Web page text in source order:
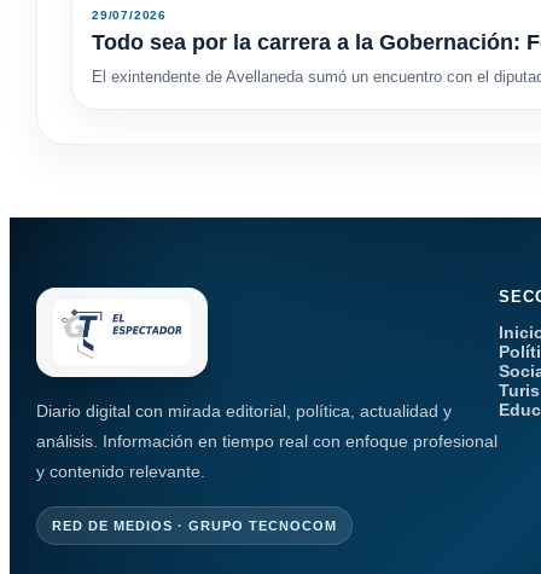
29/07/2026
Todo sea por la carrera a la Gobernación:
El exintendente de Avellaneda sumó un encuentro con el
Diario digital con mirada editorial, política, actualidad y
análisis. Información en tiempo real con enfoque profesional
y contenido relevante.
RED DE MEDIOS · GRUPO TECNOCOM